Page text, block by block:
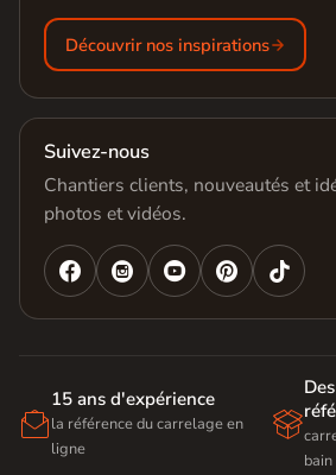
Découvrir nos inspirations
Suivez-nous
Chantiers clients, nouveautés et
photos et vidéos.
   

15 ans d'expérience
la référence du carrelage en
ligne

bain